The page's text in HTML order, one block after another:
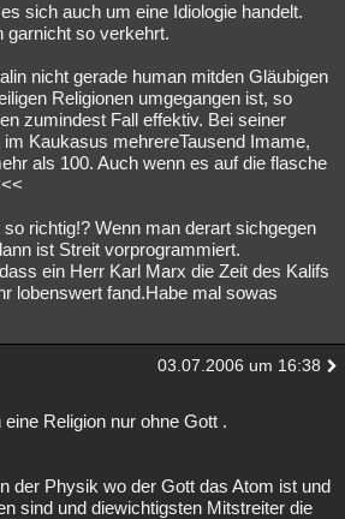
sich auch um eine Idiologie handelt.
garnicht so verkehrt.
nicht gerade human mitden Gläubigen
Religionen umgegangen ist, so
zumindest Fall effektiv. Bei seiner
Kaukasus mehrereTausend Imame,
als 100. Auch wenn es auf die flasche
richtig!? Wenn man derart sichgegen
ist Streit vorprogrammiert.
ein Herr Karl Marx die Zeit des Kalifs
lobenswert fand.Habe mal sowas
03.07.2006 um 16:38
Religion nur ohne Gott .
der Physik wo der Gott das Atom ist und
sind und diewichtigsten Mitstreiter die